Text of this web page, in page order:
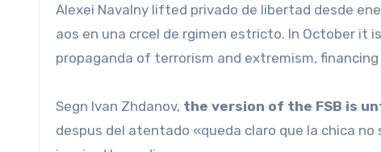
Alexei Navalny lifted privado de libertad desde
aos en una crcel de rgimen estricto. In October
propaganda of terrorism and extremism,
Segn Ivan Zhdanov, the version of the FSB is
despus del atentado «queda claro que la chica